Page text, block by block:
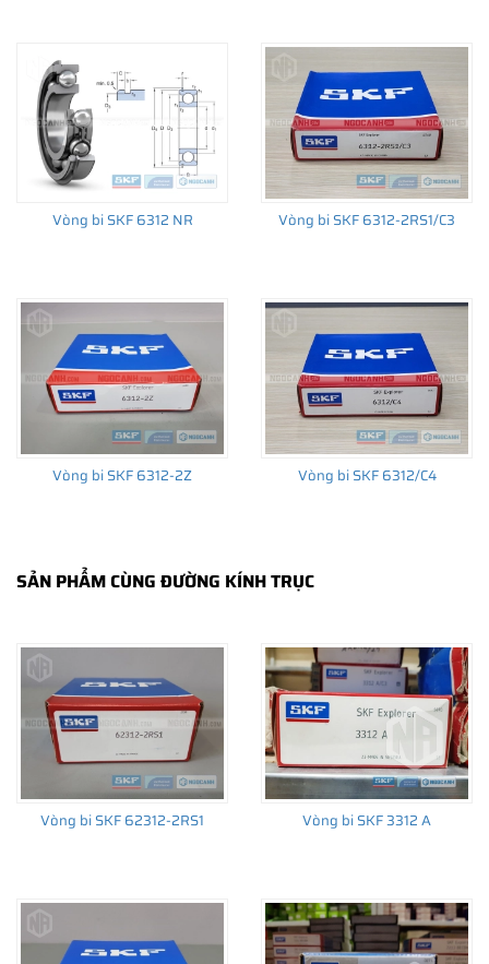
Vòng bi SKF chính hãng, Những lưu ý cơ bản trước khi mua hàng
•Xuất xứ vòng bi SKF chính hãng ở đâu?
•Chất lượng vòng bi SKF chính hãng
Vòng bi SKF 6312 NR Vòng bi SKF 6312-2RS1/C3
Vòng bi SKF 6312-2Z Vòng bi SKF 6312/C4
SẢN PHẨM CÙNG ĐƯỜNG KÍNH TRỤC
Vòng bi SKF 62312-2RS1 Vòng bi SKF 3312 A